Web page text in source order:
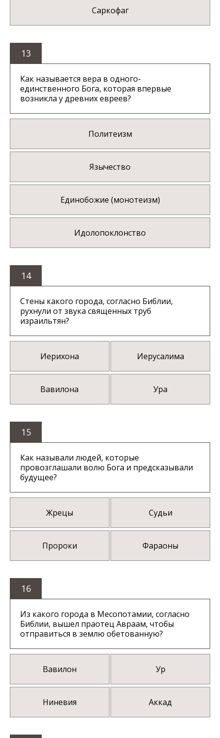
Саркофаг
13
Как называется вера в одного-
единственного Бога, которая впервые
возникла у древних евреев?
Политеизм
Язычество
Единобожие (монотеизм)
Идолопоклонство
14
Стены какого города, согласно Библии,
рухнули от звука священных труб
израильтян?
Иерихона Иерусалима
Вавилона Ура
15
Как называли людей, которые
провозглашали волю Бога и предсказывали
будущее?
Жрецы Судьи
Пророки Фараоны
16
Из какого города в Месопотамии, согласно
Библии, вышел праотец Авраам, чтобы
отправиться в землю обетованную?
Вавилон Ур
Ниневия Аккад